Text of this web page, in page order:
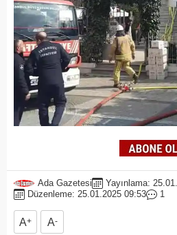
Ada Gazetesi
Yayınlama:
Düzenleme: 25.01.2025 09:53
1
A+ A-